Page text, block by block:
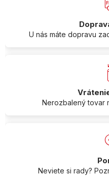
U nás máte dopravu
Nerozbalený tovar
Neviete si rady?